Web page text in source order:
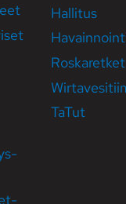
Hallitus
Roska­retket
TaTut